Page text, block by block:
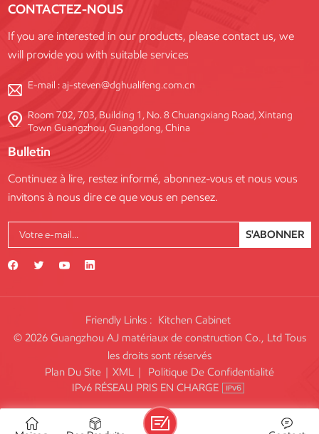
CONTACTEZ-NOUS
If you are interested in our products, please contact us, we
will provide you with suitable services
E-mail :aj-steven@dghualifeng.com.cn
Room 702, 703, Building 1, No. 8 Chuangxiang Road, Xintang
Town Guangzhou, Guangdong, China
Bulletin
Continuez à lire, restez informé, abonnez-vous et nous vous
invitons à nous dire ce que vous en pensez.
S'ABONNER
Friendly Links : Kitchen Cabinet
© 2026 Guangzhou AJ matériaux de construction Co., Ltd Tous
les droits sont réservés
Plan Du Site | XML |
Politique De Confidentialité
IPv6 RÉSEAU PRIS EN CHARGE